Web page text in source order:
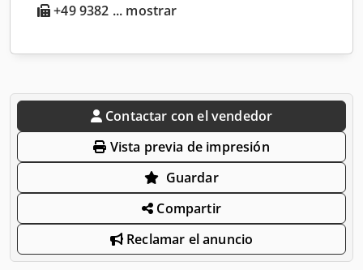
+49 9382 ... mostrar
Contactar con el vendedor
Vista previa de impresión
Guardar
Compartir
Reclamar el anuncio